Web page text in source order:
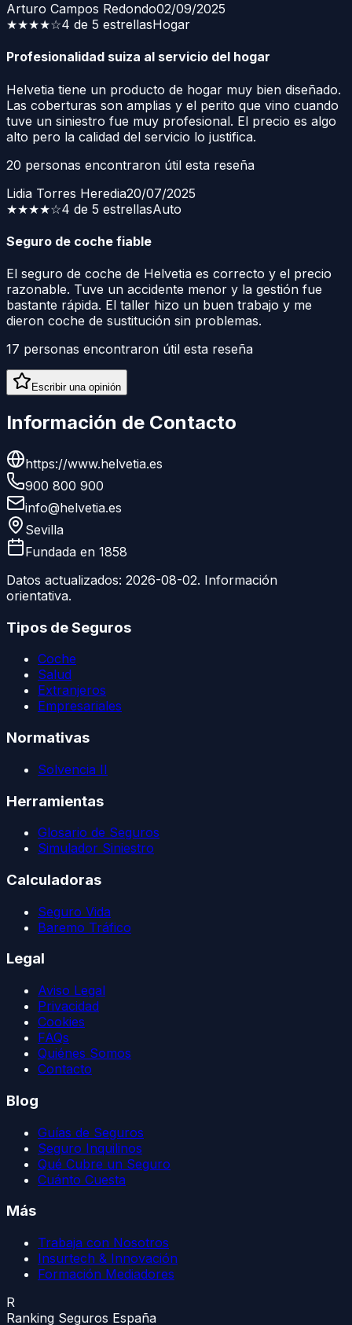
Arturo Campos Redondo02/09/2025
★★★★☆4 de 5 estrellasHogar
Profesionalidad suiza al servicio del hogar
Helvetia tiene un producto de hogar muy bien diseñado.
Las coberturas son amplias y el perito que vino cuando
tuve un siniestro fue muy profesional. El precio es algo
alto pero la calidad del servicio lo justifica.
20 personas encontraron útil esta reseña
Lidia Torres Heredia20/07/2025
★★★★☆4 de 5 estrellasAuto
Seguro de coche fiable
El seguro de coche de Helvetia es correcto y el precio
razonable. Tuve un accidente menor y la gestión fue
bastante rápida. El taller hizo un buen trabajo y me
dieron coche de sustitución sin problemas.
17 personas encontraron útil esta reseña
Escribir una opinión
Información de Contacto
https://www.helvetia.es
900 800 900
info@helvetia.es
Sevilla
Fundada en 1858
Datos actualizados: 2026-08-02. Información
orientativa.
Tipos de Seguros
Coche
Salud
Extranjeros
Empresariales
Normativas
Solvencia II
Herramientas
Glosario de Seguros
Simulador Siniestro
Calculadoras
Seguro Vida
Baremo Tráfico
Legal
Aviso Legal
Privacidad
Cookies
FAQs
Quiénes Somos
Contacto
Blog
Guías de Seguros
Seguro Inquilinos
Qué Cubre un Seguro
Cuánto Cuesta
Más
Trabaja con Nosotros
Insurtech & Innovación
Formación Mediadores
R
Ranking Seguros España